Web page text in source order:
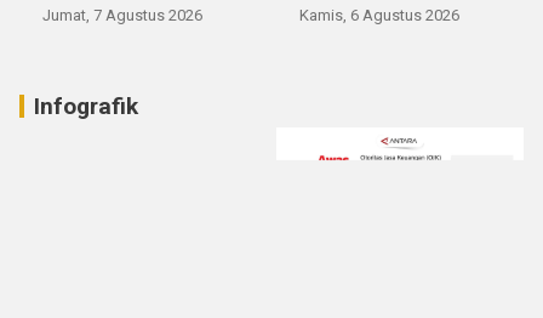
Jumat, 7 Agustus 2026 Kamis, 6 Agustus 2026
Infografik